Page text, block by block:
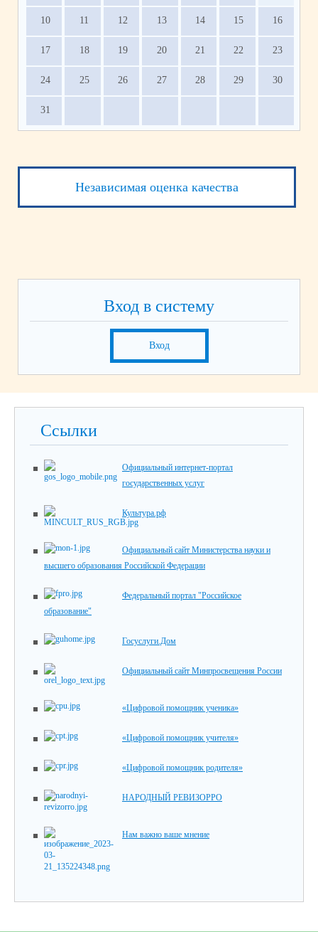
10 11 12 13 14 15 16
17 18 19 20 21 22 23
24 25 26 27 28 29 30
31
Независимая оценка качества
Вход в систему
Вход
Ссылки
Официальный интернет-портал
государственных услуг
Культура.рф
Официальный сайт Министерства науки и
высшего образования Российской Федерации
Федеральный портал "Российское
образование"
Госуслуги.Дом
Официальный сайт Минпросвещения России
«Цифровой помощник ученика»
«Цифровой помощник учителя»
«Цифровой помощник родителя»
НАРОДНЫЙ РЕВИЗОРРО
Нам важно ваше мнение